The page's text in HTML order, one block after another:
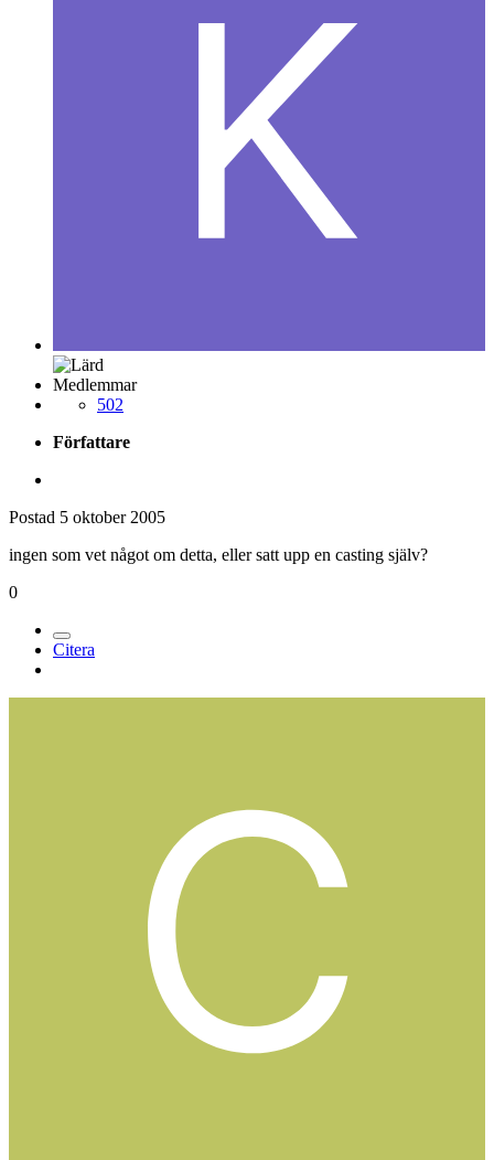
Medlemmar
502
Författare
Postad 5 oktober 2005
ingen som vet något om detta, eller satt upp en casting själv?
0
Citera